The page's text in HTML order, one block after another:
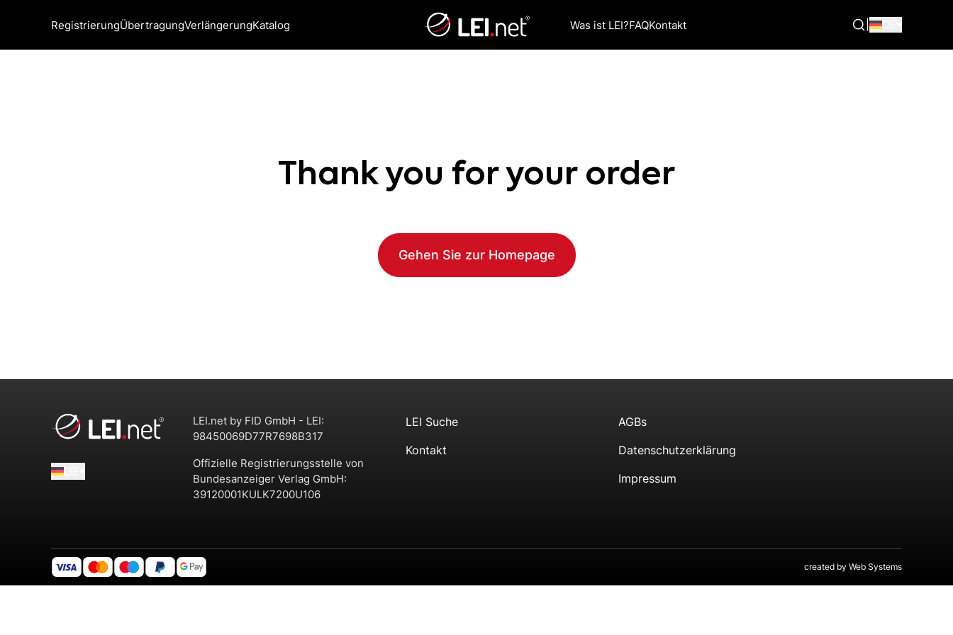
RegistrierungÜbertragungVerlängerungKatalog Was ist LEI?FAQKontakt
Thank you for your order
Gehen Sie zur Homepage
LEI.net by FID GmbH - LEI:
98450069D77R7698B317
Offizielle Registrierungsstelle von
Bundesanzeiger Verlag GmbH:
39120001KULK7200U106
LEI Suche
Kontakt
AGBs
Datenschutzerklärung
Impressum
created by Web Systems